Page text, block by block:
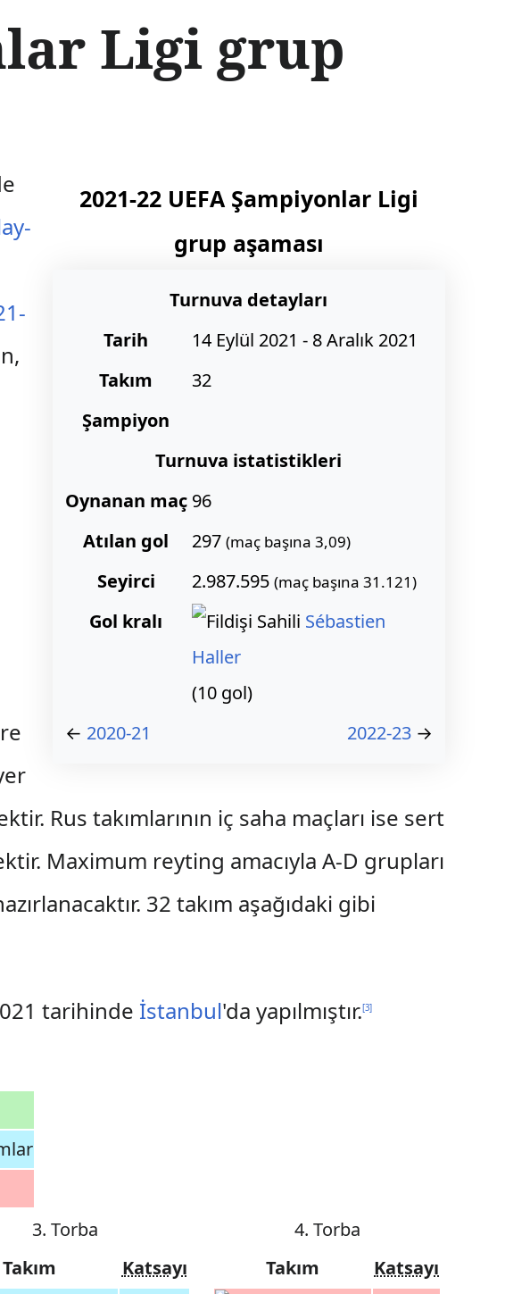
Ligi grup
2021-22 UEFA Şampiyonlar Ligi
grup aşaması
Turnuva detayları
Tarih
14 Eylül 2021 - 8 Aralık 2021
Takım
32
Şampiyon
Turnuva istatistikleri
Oynanan maç 96
Atılan gol
297 (maç başına 3,09)
Seyirci 2.987.595 (maç başına 31.121)
Gol kralı
Sébastien
Haller
(10 gol)
← 2020-21 2022-23→
Rus takımlarının iç saha maçları ise sert
Maximum reyting amacıyla A-D grupları
32 takım aşağıdaki gibi
tarihinde İstanbul'da yapılmıştır.[3]
3. Torba
Takım
Katsayı
4. Torba
Takım
Katsayı